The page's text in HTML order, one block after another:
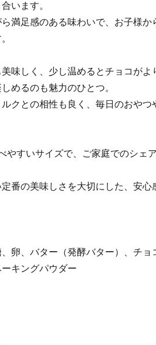
います。
満足感のある味わいで、お子様か
味しく、少し温めるとチョコがよ
めるのも魅力のひとつ。
クとの相性も良く、毎日のおやつ
やすいサイズで、ご家庭でのシェ
番の美味しさを大切にした、安心
卵、バター（発酵バター）、チョ
ーキングパウダー